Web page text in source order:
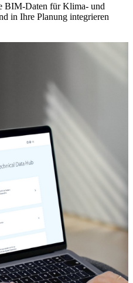
BIM-Daten für Klima- und
in Ihre Planung integrieren